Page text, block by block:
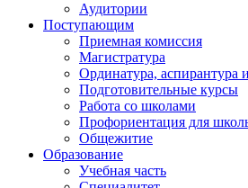
Аудитории
Поступающим
Приемная комиссия
Магистратура
Ординатура, аспирантура
Подготовительные курсы
Работа со школами
Профориентация для
Общежитие
Образование
Учебная часть